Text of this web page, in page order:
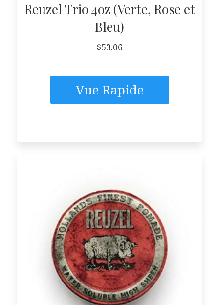
Reuzel Trio 4oz (Verte, Rose et
Bleu)
$53.06
Vue Rapide